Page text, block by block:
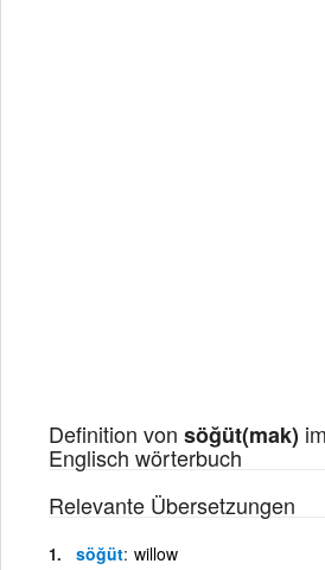
Definition von söğüt(mak)
Englisch wörterbuch
Relevante Übersetzungen
söğüt willow